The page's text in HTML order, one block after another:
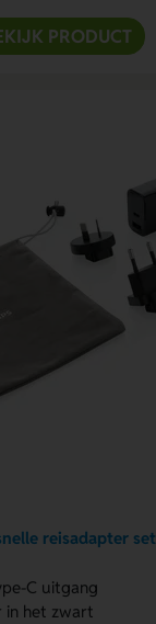
PRODUCT
reisadapter set
C uitgang
in het zwart